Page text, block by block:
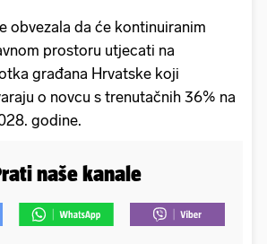
obvezala da će kontinuiranim
prostoru utjecati na
građana Hrvatske koji
o novcu s trenutačnih 36% na
godine.
naše kanale